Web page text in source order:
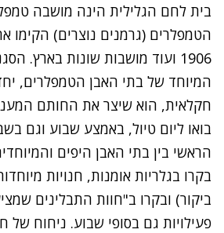
בית לחם הגלילית הינה מושבה
הטמפלרים (גרמנים נוצרים) הקימו
1906 ועוד מושבות שונות בארץ.
המיוחד של בתי האבן הטמפלרים,
חקלאית, הוא שיצר את החותם
בואו ליום טיול, באמצע שבוע וגם
הראשי בין בתי האבן היפים
בקרו בגלריות אומנות, חנויות
ביקור) ובקרו ב"חוות התבלינים
פעילויות גם בסופי שבוע. ניחוח